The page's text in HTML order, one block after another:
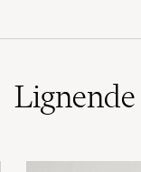
Lignende